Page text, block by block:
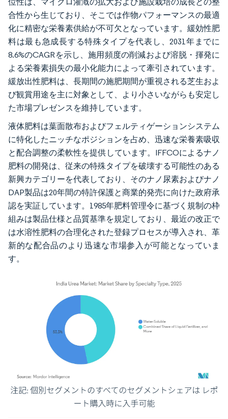
位性は、マイクロ灌漑の拡大および施設栽培の成長との整
合性から生じており、そこでは作物パフォーマンスの最適
化に精密な栄養素供給が不可欠となっています。緩効性肥
料は最も急成長する特殊タイプを代表し、2031年までに
8.6%のCAGRを示し、施用頻度の削減および溶脱・揮発に
よる栄養素損失の最小化能力によって牽引されています。
緩放出性肥料は、長期間の施肥期間が重視される芝生およ
び観賞用途を主に対象として、より小さいながらも安定し
た市場プレゼンスを維持しています。
液体肥料は葉面散布およびフェルティゲーションシステム
に特化したニッチなポジションを占め、迅速な栄養素吸収
と配合調整の柔軟性を提供しています。IFFCOによるナノ
肥料の開発は、従来の特殊タイプを破壊する可能性のある
新興カテゴリーを代表しており、そのナノ尿素およびナノ
DAP製品は20年間の特許保護と商業的発売に向けた政府承
認を実証しています。1985年肥料管理令に基づく規制の枠
組みは製品仕様と品質基準を規定しており、最近の改正で
は水溶性肥料の合理化された登録プロセスが導入され、革
新的な配合品のより迅速な市場参入が可能となっていま
す。
画像 © Mordor Intelligence。再利用にはCC BY 4.0の表示が必要です。